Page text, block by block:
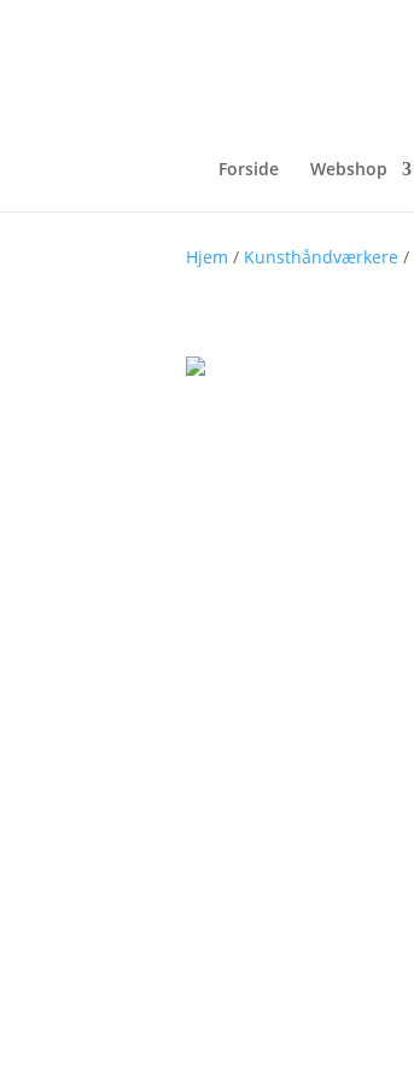
Forside Webshop
Hjem / Kunsthåndværkere /